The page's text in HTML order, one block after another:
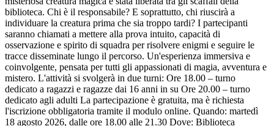
biblioteca. Chi è il responsabile? E soprattutto, chi riuscirà a
individuare la creatura prima che sia troppo tardi? I partecipanti
saranno chiamati a mettere alla prova intuito, capacità di
osservazione e spirito di squadra per risolvere enigmi e seguire le
tracce disseminate lungo il percorso. Un'esperienza immersiva e
coinvolgente, pensata per tutti gli appassionati di magia, avventura e
mistero. L'attività si svolgerà in due turni: Ore 18.00 – turno
dedicato a ragazzi e ragazze dai 16 anni in su Ore 20.00 – turno
dedicato agli adulti La partecipazione è gratuita, ma è richiesta
l'iscrizione obbligatoria tramite il modulo online. Quando: martedì
18 agosto 2026, dalle ore 18.00 alle 21.30 Dove: Biblioteca